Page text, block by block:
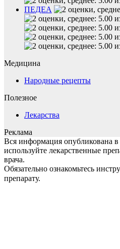
ПЕДЕА
Медицина
Народные рецепты
Полезное
Лекарства
Реклама
Вся информация опубликована
используйте лекарственные
врача.
Обязательно ознакомьтесь
препарату.